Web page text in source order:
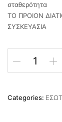
σταθερότητα
ΤΟ ΠΡΟΙΟΝ
ΣΥΣΚΕΥΑΣΙΑ
Categories: